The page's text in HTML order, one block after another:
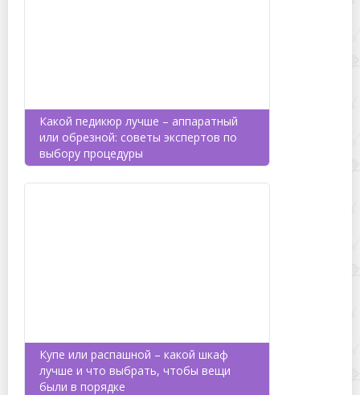
Какой педикюр лучше – аппаратный
или обрезной: советы экспертов по
выбору процедуры
Купе или распашной – какой шкаф
лучше и что выбрать, чтобы вещи
были в порядке